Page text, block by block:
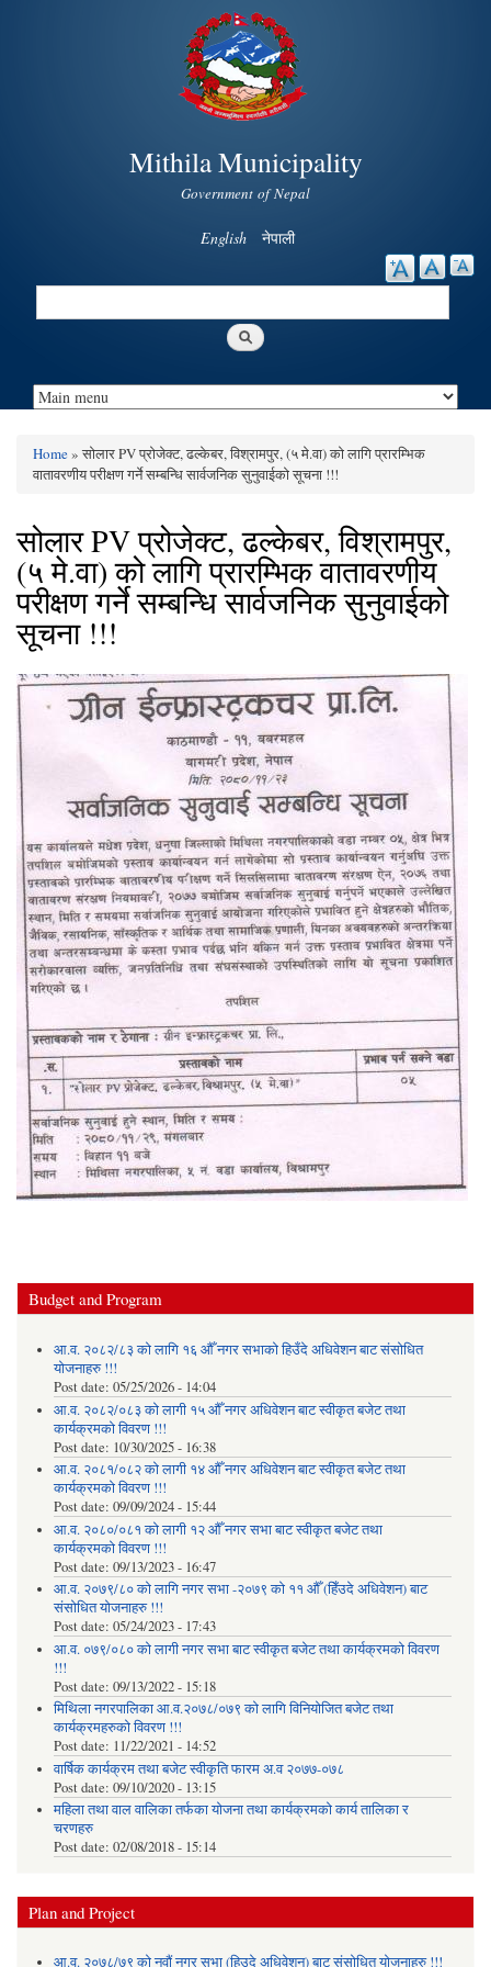
Skip to
main
content
Mithila Municipality
Government of Nepal
English नेपाली
Search
You are here
Home» सोलार PV प्रोजेक्ट, ढल्केबर, विश्रामपुर, (५ मे.वा) को लागि प्रारम्भिक
वातावरणीय परीक्षण गर्ने सम्बन्धि सार्वजनिक सुनुवाईको सूचना !!!
सोलार PV प्रोजेक्ट, ढल्केबर, विश्रामपुर,
(५ मे.वा) को लागि प्रारम्भिक वातावरणीय
परीक्षण गर्ने सम्बन्धि सार्वजनिक सुनुवाईको
सूचना !!!
Budget and Program
आ.व. २०८२/८३ को लागि १६ औँ नगर सभाको हिउँदे अधिवेशन बाट संसोधित
योजनाहरु !!!
Post date: 05/25/2026 - 14:04
आ.व. २०८२/०८३ को लागी १५ औँ नगर अधिवेशन बाट स्वीकृत बजेट तथा
कार्यक्रमको विवरण !!!
Post date: 10/30/2025 - 16:38
आ.व. २०८१/०८२ को लागी १४ औँ नगर अधिवेशन बाट स्वीकृत बजेट तथा
कार्यक्रमको विवरण !!!
Post date: 09/09/2024 - 15:44
आ.व. २०८०/०८१ को लागी १२ औँ नगर सभा बाट स्वीकृत बजेट तथा
कार्यक्रमको विवरण !!!
Post date: 09/13/2023 - 16:47
आ.व. २०७९/८० को लागि नगर सभा -२०७९ को ११ औँ (हिँउदे अधिवेशन) बाट
संसोधित योजनाहरु !!!
Post date: 05/24/2023 - 17:43
आ.व. ०७९/०८० को लागी नगर सभा बाट स्वीकृत बजेट तथा कार्यक्रमको विवरण
!!!
Post date: 09/13/2022 - 15:18
मिथिला नगरपालिका आ.व.२०७८/०७९ को लागि विनियोजित बजेट तथा
कार्यक्रमहरुको विवरण !!!
Post date: 11/22/2021 - 14:52
वार्षिक कार्यक्रम तथा बजेट स्वीकृति फारम अ.व २०७७-०७८
Post date: 09/10/2020 - 13:15
महिला तथा वाल वालिका तर्फका याेजना तथा कार्यक्रमकाे कार्य तालिका र
चरणहरु
Post date: 02/08/2018 - 15:14
Plan and Project
आ.व. २०७८/७९ को नवौं नगर सभा (हिउदे अधिवेशन) बाट संसोधित योजनाहरु !!!